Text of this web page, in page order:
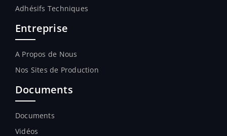
Adhésifs Techniques
Entreprise
A Propos de Nous
Nos Sites de Production
Documents
Documents
Vidéos